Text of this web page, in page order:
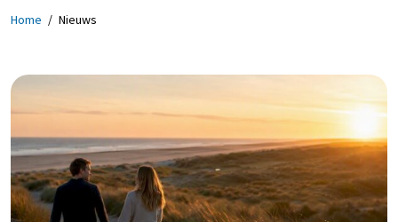
Home / Nieuws